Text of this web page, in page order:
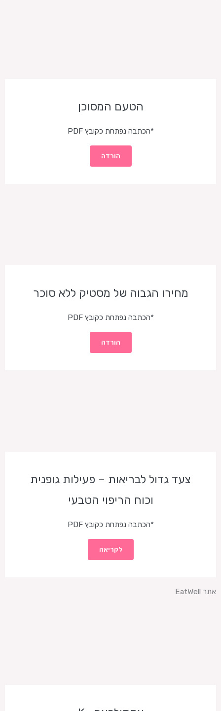
הטעם המסוכן
*הכתבה נפתחת כקובץ PDF
הורדה
מחירו הגבוה של מסטיק ללא סוכר
*הכתבה נפתחת כקובץ PDF
הורדה
צעד גדול לבריאות – פעילות גופנית
וכוח הריפוי הטבעי
*הכתבה נפתחת כקובץ PDF
לקריאה
אתר EatWell